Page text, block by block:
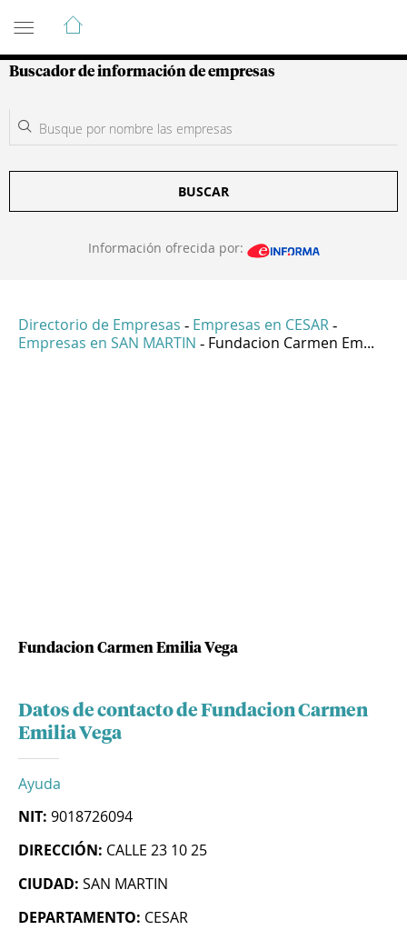
Guía de Empresas Colombianas
Buscador de información de empresas
BUSCAR
Información ofrecida por:
Directorio de Empresas - Empresas en CESAR -
Empresas en SAN MARTIN - Fundacion Carmen Em...
Fundacion Carmen Emilia Vega
Datos de contacto de Fundacion Carmen
Emilia Vega
Ayuda
NIT: 9018726094
DIRECCIÓN: CALLE 23 10 25
CIUDAD: SAN MARTIN
DEPARTAMENTO: CESAR